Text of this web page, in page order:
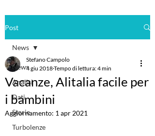
Post
News
Analisi
Dati
Storie
Turbolenze
News
Vacanze, Alitalia facile per
i bambini
Stefano Campolo
4 giu 2018Tempo di lettura: 4 min
Aggiornamento: 1 apr 2021